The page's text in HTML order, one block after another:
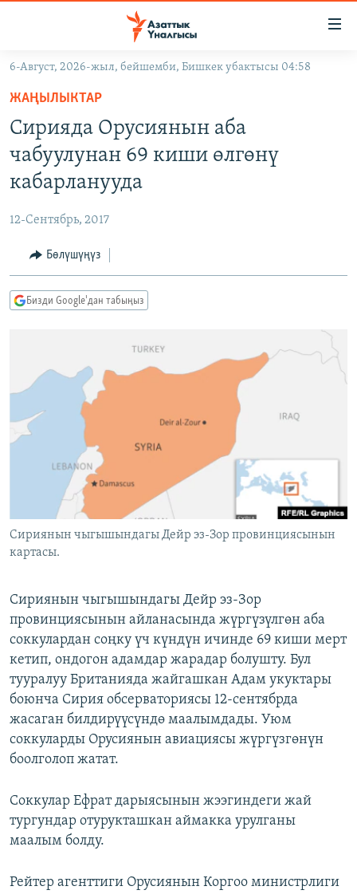
Навигацияга
өтүңүз
Издөөгө
салыңызКЫРГЫЗСТАН
САЯСАТ
МАДАНИЯТ
ДҮЙНӨ
ДҮЙНӨ
УКРАИНА
ТВ ПРОГРАММАЛАР
БҮГҮН АЗАТТЫКТА
ЭЖЕ-СИҢДИЛЕР
ЫҢГАЙСЫЗ СУРООЛОР
ПОДКАСТ
ОНЛАЙН ШЕРИНЕ
ЭЕ/АРнун бардык сайттары
6-Август, 2026-жыл, бейшемби, Бишкек убактысы 04:58
ЖАҢЫЛЫКТАР
Сирияда Орусиянын аба
чабуулунан 69 киши өлгөнү
кабарланууда
12-Сентябрь, 2017
Бөлүшүңүз
Бизди Google'дан табыңыз
Сириянын чыгышындагы Дейр эз-Зор провинциясынын
картасы.
Сириянын чыгышындагы Дейр эз-Зор
провинциясынын айланасында жүргүзүлгөн аба
соккулардан соңку үч күндүн ичинде 69 киши мерт
кетип, ондогон адамдар жарадар болушту. Бул
тууралуу Британияда жайгашкан Адам укуктары
боюнча Сирия обсерваториясы 12-сентябрда
жасаган билдирүүсүндө маалымдады. Уюм
соккуларды Орусиянын авиациясы жүргүзгөнүн
боолголоп жатат.
Соккулар Ефрат дарыясынын жээгиндеги жай
тургундар отурукташкан аймакка урулганы
маалым болду.
Рейтер агенттиги Орусиянын Коргоо министрлиги